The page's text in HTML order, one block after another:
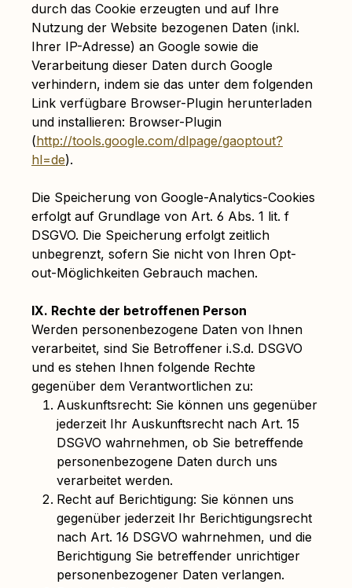
durch das Cookie erzeugten und auf Ihre
Nutzung der Website bezogenen Daten (inkl.
Ihrer IP-Adresse) an Google sowie die
Verarbeitung dieser Daten durch Google
verhindern, indem sie das unter dem folgenden
Link verfügbare Browser-Plugin herunterladen
und installieren: Browser-Plugin
(http://tools.google.com/dlpage/gaoptout?
hl=de).
Die Speicherung von Google-Analytics-Cookies
erfolgt auf Grundlage von Art. 6 Abs. 1 lit. f
DSGVO. Die Speicherung erfolgt zeitlich
unbegrenzt, sofern Sie nicht von Ihren Opt-
out-Möglichkeiten Gebrauch machen.
IX. Rechte der betroffenen Person
Werden personenbezogene Daten von Ihnen
verarbeitet, sind Sie Betroffener i.S.d. DSGVO
und es stehen Ihnen folgende Rechte
gegenüber dem Verantwortlichen zu:
Auskunftsrecht: Sie können uns gegenüber
jederzeit Ihr Auskunftsrecht nach Art. 15
DSGVO wahrnehmen, ob Sie betreffende
personenbezogene Daten durch uns
verarbeitet werden.
Recht auf Berichtigung: Sie können uns
gegenüber jederzeit Ihr Berichtigungsrecht
nach Art. 16 DSGVO wahrnehmen, und die
Berichtigung Sie betreffender unrichtiger
personenbezogener Daten verlangen.